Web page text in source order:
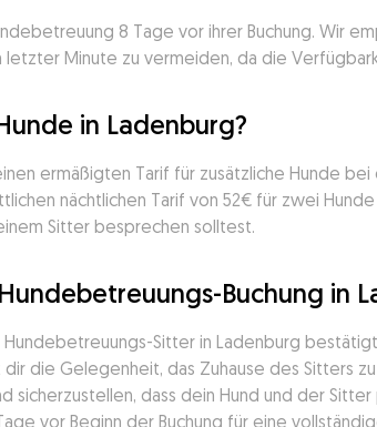
8 Tage vor ihrer Buchung. Wir
Minute zu vermeiden, da die
in Ladenburg?
ermäßigten Tarif für zusätzliche Hunde
nächtlichen Tarif von 52€ für zwei
Sitter besprechen solltest.
Buchung in
Sitter in Ladenburg
die Gelegenheit, das Zuhause des Sitters
dass dein Hund und der
vor Beginn der Buchung für eine